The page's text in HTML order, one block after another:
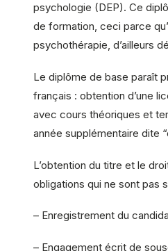
psychologie (DEP). Ce
de formation, ceci parce
psychothérapie, d’ailleurs
Le diplôme de base paraît
français : obtention d’une
avec cours théoriques et
année supplémentaire dite
L’obtention du titre et le
obligations qui ne sont pas
– Enregistrement du
– Engagement écrit de